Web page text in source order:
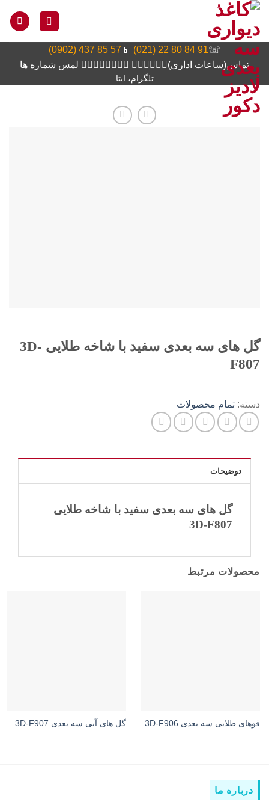
Skip
content
☏
91 84 80 22 (021)
📱
57 85 437 (0902)
تماس(ساعات اداری)👆🏻👆🏻👆🏻 👆🏻👆🏻👆🏻👆🏻 لمس شماره ها
تلگرام، ایتا
گل های سه بعدی سفید با شاخه طلایی 3D-
F807
دسته: تمام محصولات
توضیحات
گل های سه بعدی سفید با شاخه طلایی
3D-F807
محصولات مرتبط
قوهای طلایی سه بعدی 3D-F906 گل های آبی سه بعدی 3D-F907
درباره ما